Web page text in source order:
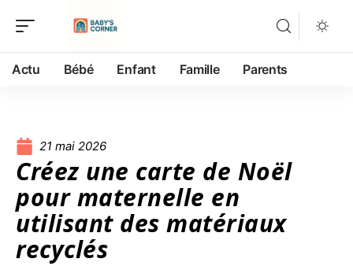
Actu Bébé Enfant Famille Parents
21 mai 2026
Créez une carte de Noël
pour maternelle en
utilisant des matériaux
recyclés